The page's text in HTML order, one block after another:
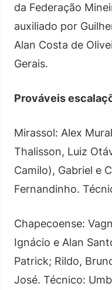
da Federação
auxiliado por
Alan Costa de
Gerais.
Prováveis
Mirassol: Alex
Thalisson, Luiz
Camilo), Gabriel e
Fernandinho.
Chapecoense:
Ignácio e Alan
Patrick; Rildo,
José. Técnico: